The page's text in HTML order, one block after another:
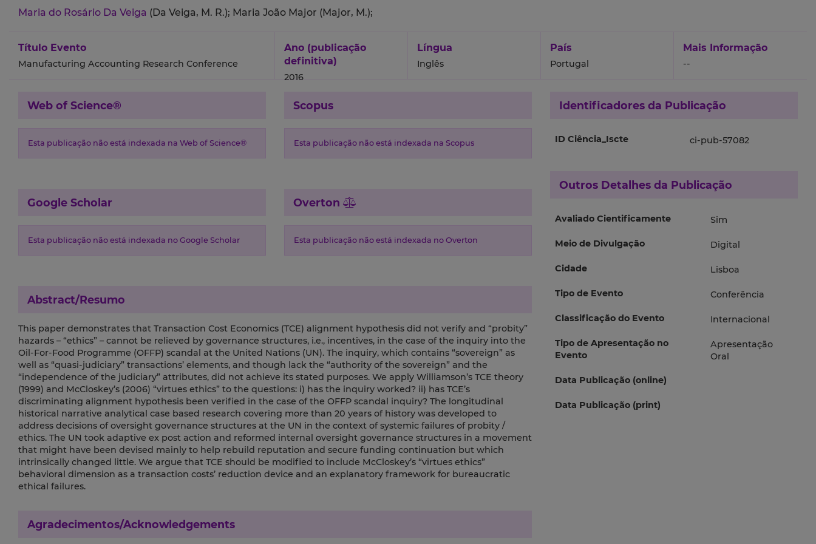
Maria do Rosário Da Veiga (Da Veiga, M. R.); Maria João Major (Major, M.);
Título Evento
Manufacturing Accounting Research Conference
Ano (publicação
definitiva)
2016
Língua
Inglês
País
Portugal
Mais Informação
--
Web of Science®
Esta publicação não está indexada na Web of Science®
Scopus
Esta publicação não está indexada na Scopus
Google Scholar
Esta publicação não está indexada no Google Scholar
Overton
Esta publicação não está indexada no Overton
Abstract/Resumo
This paper demonstrates that Transaction Cost Economics (TCE) alignment hypothesis did not verify and “probity”
hazards – “ethics” – cannot be relieved by governance structures, i.e., incentives, in the case of the inquiry into the
Oil-For-Food Programme (OFFP) scandal at the United Nations (UN). The inquiry, which contains “sovereign” as
well as “quasi-judiciary” transactions’ elements, and though lack the “authority of the sovereign” and the
“independence of the judiciary” attributes, did not achieve its stated purposes. We apply Williamson’s TCE theory
(1999) and McCloskey’s (2006) “virtues ethics” to the questions: i) has the inquiry worked? ii) has TCE’s
discriminating alignment hypothesis been verified in the case of the OFFP scandal inquiry? The longitudinal
historical narrative analytical case based research covering more than 20 years of history was developed to
address decisions of oversight governance structures at the UN in the context of systemic failures of probity /
ethics. The UN took adaptive ex post action and reformed internal oversight governance structures in a movement
that might have been devised mainly to help rebuild reputation and secure funding continuation but which
intrinsically changed little. We argue that TCE should be modified to include McCloskey’s “virtues ethics”
behavioral dimension as a transaction costs’ reduction device and an explanatory framework for bureaucratic
ethical failures.
Agradecimentos/Acknowledgements
Identificadores da Publicação
ID Ciência_Iscte ci-pub-57082
Outros Detalhes da Publicação
Avaliado Cientificamente Sim
Meio de Divulgação Digital
Cidade Lisboa
Tipo de Evento Conferência
Classificação do Evento Internacional
Tipo de Apresentação no
Evento
Apresentação
Oral
Data Publicação (online)
Data Publicação (print)